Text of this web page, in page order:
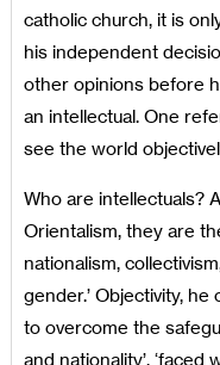
catholic church, it is
his independent
other opinions before
an intellectual. One
see the world
Who are intellectuals?
Orientalism, they are
nationalism,
gender.’ Objectivity,
to overcome the
and nationality’,